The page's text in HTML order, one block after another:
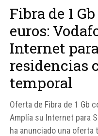
Fibra de 1
euros:
Internet
residencias
temporal
Oferta de Fibra de 1 Gb
Amplía su Internet para
ha anunciado una